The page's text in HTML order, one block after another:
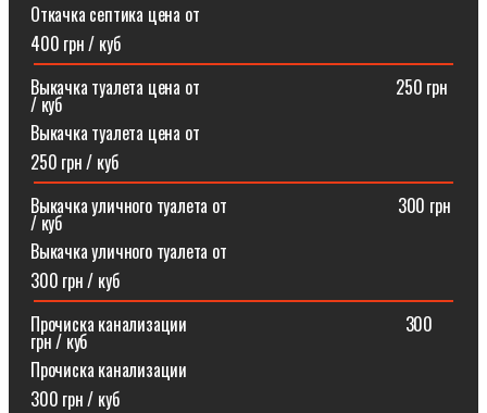
Откачка септика цена от
400 грн / куб
Выкачка туалета цена от ⠀⠀⠀⠀⠀⠀⠀⠀⠀⠀⠀⠀⠀⠀⠀250 грн
/ куб
Выкачка туалета цена от
250 грн / куб
Выкачка уличного туалета от ⠀⠀⠀⠀⠀⠀⠀⠀⠀⠀⠀⠀⠀300 грн
/ куб
Выкачка уличного туалета от
300 грн / куб
Прочиска канализации⠀⠀⠀⠀⠀⠀⠀⠀⠀⠀⠀⠀⠀⠀⠀⠀⠀300
грн / куб
Прочиска канализации
300 грн / куб